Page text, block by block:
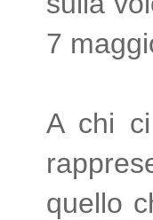
7
A chi
quello